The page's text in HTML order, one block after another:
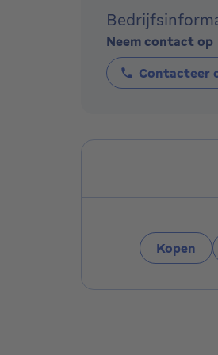
Neem contact op
Contacteer
Kopen